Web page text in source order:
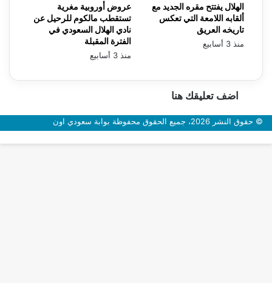
عروض أوروبية مغرية
تستقطب مالكوم للرحيل عن
نادي الهلال السعودي في
الفترة المقبلة
منذ 3 أسابيع
الهلال يفتتح مقره الجديد مع
ألقابه اللامعة التي تعكس
تاريخه العريق
منذ 3 أسابيع
اضف تعليقك هنا
© حقوق النشر 2026، جميع الحقوق محفوظة بوابة سعودي اون